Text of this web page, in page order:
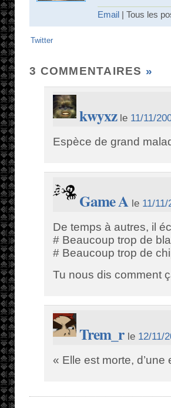
Email | Tous les
Twitter
3 COMMENTAIRES »
kwyxzle 11/11/
Espèce de grand
Game Ale 11/
De temps à autres, il
# Beaucoup trop de
# Beaucoup trop de
Tu nous dis comment
Trem_rle 12/11/
« Elle est morte,